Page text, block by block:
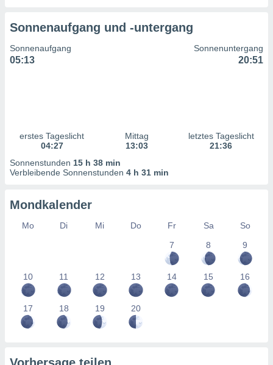
von
von
durch
von
1199
Sonnenaufgang und -untergang
Sonnenaufgang
05:13
Sonnenuntergang
20:51
erstes Tageslicht
04:27
Mittag
13:03
letztes Tageslicht
21:36
Sonnenstunden 15 h 38 min
Verbleibende Sonnenstunden 4 h 31 min
Mondkalender
Mo Di Mi Do Fr Sa
So
7
8 9
10 11 12 13 14 15 16
17 18 19 20